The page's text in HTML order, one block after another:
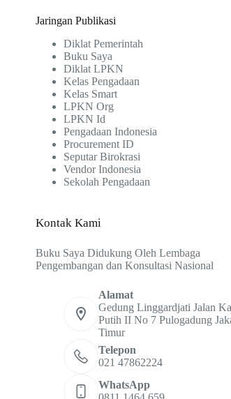
Jaringan Publikasi
Diklat Pemerintah
Buku Saya
Diklat LPKN
Kelas Pengadaan
Kelas Smart
LPKN Org
LPKN Id
Pengadaan Indonesia
Procurement ID
Seputar Birokrasi
Vendor Indonesia
Sekolah Pengadaan
Kontak Kami
Buku Saya Didukung Oleh Lembaga
Pengembangan dan Konsultasi Nasional
Alamat
Gedung Linggardjati Jalan
Putih II No 7 Pulogadung
Timur
Telepon
021 47862224
WhatsApp